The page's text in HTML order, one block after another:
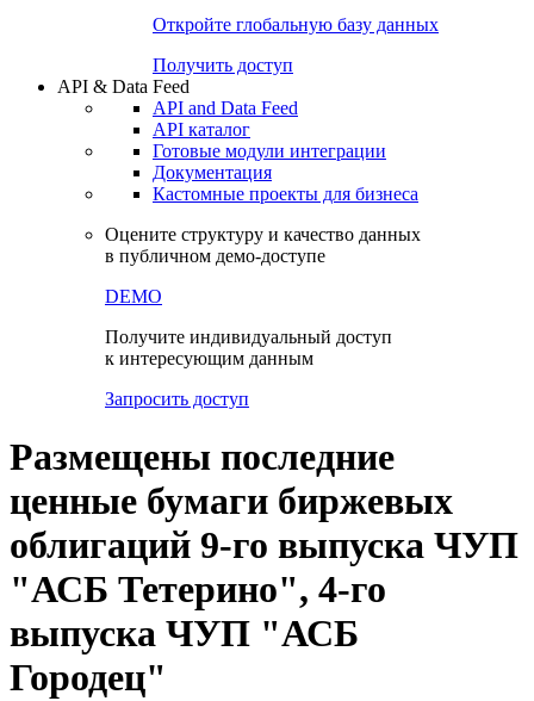
Откройте глобальную базу данных
Получить доступ
API & Data Feed
API and Data Feed
API каталог
Готовые модули интеграции
Документация
Кастомные проекты для бизнеса
Оцените структуру и качество данных
в публичном демо-доступе
DEMO
Получите индивидуальный доступ
к интересующим данным
Запросить доступ
Размещены последние
ценные бумаги биржевых
облигаций 9-го выпуска ЧУП
"АСБ Тетерино", 4-го
выпуска ЧУП "АСБ
Городец"